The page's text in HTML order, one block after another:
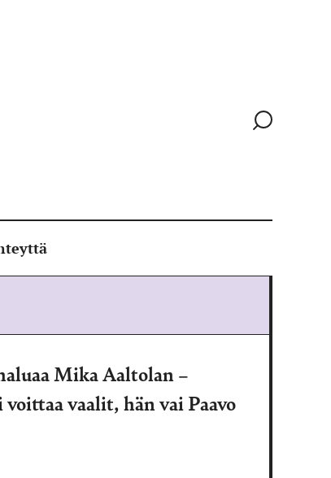
Siirry
Mika Aaltolan –
vaalit, hän vai Paavo